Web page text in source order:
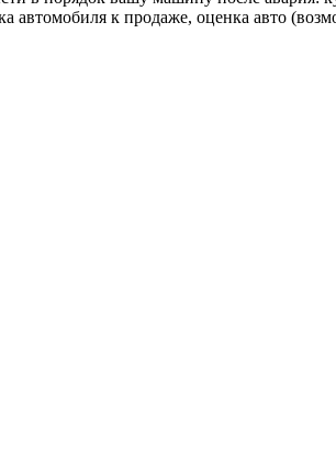
автомобиля к продаже, оценка авто